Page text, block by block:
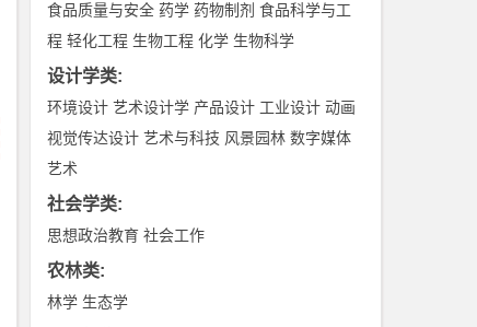
食品质量与安全 药学 药物制剂 食品科学与工
程 轻化工程 生物工程 化学 生物科学
设计学类:
环境设计 艺术设计学 产品设计 工业设计 动画
视觉传达设计 艺术与科技 风景园林 数字媒体
艺术
社会学类:
思想政治教育 社会工作
农林类:
林学 生态学